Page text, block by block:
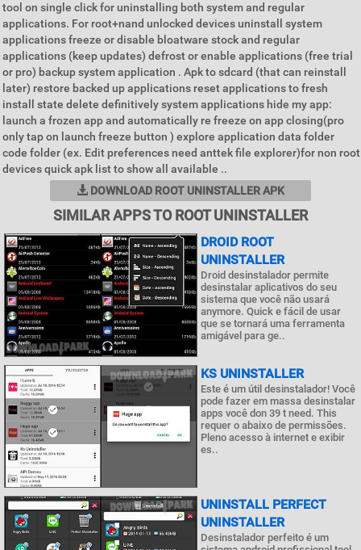
tool on single click for uninstalling both system and regular
applications. For root+nand unlocked devices uninstall system
applications freeze or disable bloatware stock and regular
applications (keep updates) defrost or enable applications (free trial
or pro) backup system application . Apk to sdcard (that can reinstall
later) restore backed up applications reset applications to fresh
install state delete definitively system applications hide my app:
launch a frozen app and automatically re freeze on app closing(pro
only tap on launch freeze button ) explore application data folder
code folder (ex. Edit preferences need anttek file explorer)for non root
devices quick apk list to show all available ..
DOWNLOAD ROOT UNINSTALLER APK
SIMILAR APPS TO ROOT UNINSTALLER
DROID ROOT
UNINSTALLER
Droid desinstalador permite
desinstalar aplicativos do seu
sistema que você não usará
anymore. Quick e fácil de usar
que se tornará uma ferramenta
amigável para ge..
KS UNINSTALLER
Este é um útil desinstalador! Você
pode fazer em massa desinstalar
apps você don 39 t need. This
requer o abaixo de permissões.
Pleno acesso à internet e exibir
es..
UNINSTALL PERFECT
UNINSTALLER
Desinstalador perfeito é um